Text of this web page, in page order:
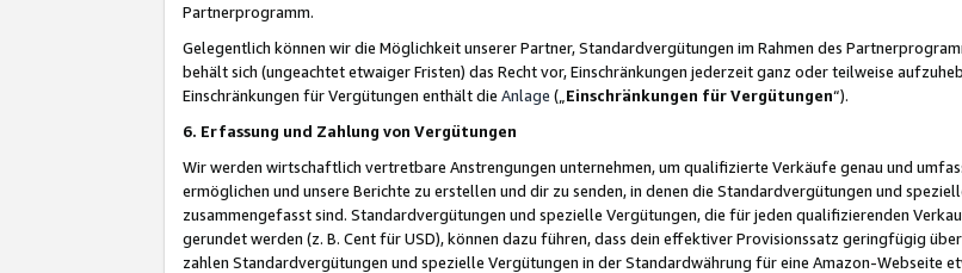
Partnerprogramm.
Gelegentlich können wir die Möglichkeit unserer Partner, Standardvergütungen im Rahmen des
behält sich (ungeachtet etwaiger Fristen) das Recht vor, Einschränkungen jederzeit ganz oder teilweise
Einschränkungen für Vergütungen enthält die Anlage („ Einschränkungen für Vergütungen“).
6. Erfassung und Zahlung von Vergütungen
Wir werden wirtschaftlich vertretbare Anstrengungen unternehmen, um qualifizierte Verkäufe genau und
ermöglichen und unsere Berichte zu erstellen und dir zu senden, in denen die Standardvergütungen und
zusammengefasst sind. Standardvergütungen und spezielle Vergütungen, die für jeden qualifizierenden
gerundet werden (z. B. Cent für USD), können dazu führen, dass dein effektiver Provisionssatz geringfügig
zahlen Standardvergütungen und spezielle Vergütungen in der Standardwährung für eine Amazon-Webseite